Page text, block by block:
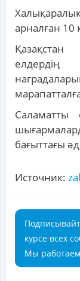
арналған 10
Саламатты
бағыттағы
Источник:
курсе всех
Мы